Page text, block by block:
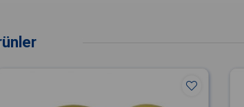
ile keçe kuruyacaktır. Şimdi tekrar makinenize takarak
fırın, elektrikli ısıtıcı, kalorifer, infrared ısıtıcılar gibi ısı
basınçlı hava ile ya da makine dönüş yaparken keskin